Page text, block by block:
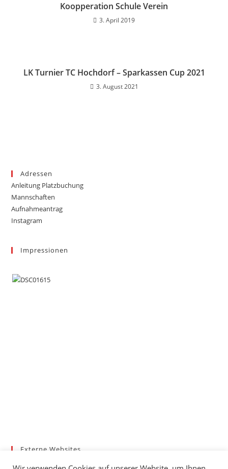
Koopperation Schule Verein
3. April 2019
LK Turnier TC Hochdorf – Sparkassen Cup 2021
3. August 2021
Adressen
Anleitung Platzbuchung
Mannschaften
Aufnahmeantrag
Instagram
Impressionen
Externe Websites